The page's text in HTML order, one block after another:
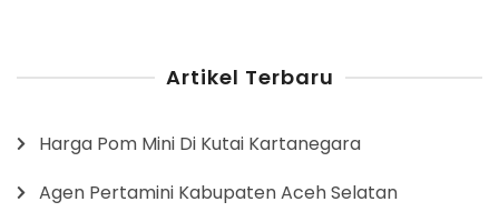
Artikel Terbaru
Harga Pom Mini Di Kutai Kartanegara
Agen Pertamini Kabupaten Aceh Selatan